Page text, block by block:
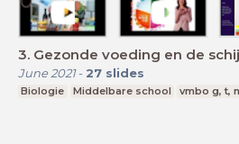
3. Gezonde voeding en de
June 2021- 27 slides
Biologie Middelbare school vmbo g, t,